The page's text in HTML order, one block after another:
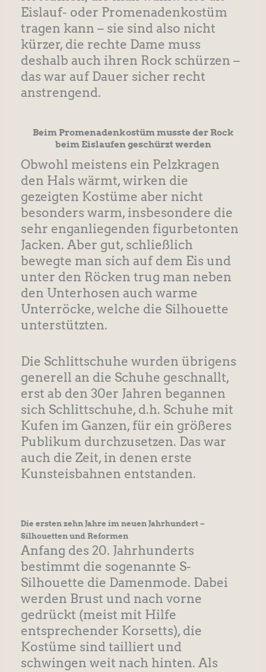
Eislauf- oder Promenadenkostüm
tragen kann – sie sind also nicht
kürzer, die rechte Dame muss
deshalb auch ihren Rock schürzen –
das war auf Dauer sicher recht
anstrengend.
Beim Promenadenkostüm musste der Rock
beim Eislaufen geschürzt werden
Obwohl meistens ein Pelzkragen
den Hals wärmt, wirken die
gezeigten Kostüme aber nicht
besonders warm, insbesondere die
sehr enganliegenden figurbetonten
Jacken. Aber gut, schließlich
bewegte man sich auf dem Eis und
unter den Röcken trug man neben
den Unterhosen auch warme
Unterröcke, welche die Silhouette
unterstützten.
Die Schlittschuhe wurden übrigens
generell an die Schuhe geschnallt,
erst ab den 30er Jahren begannen
sich Schlittschuhe, d.h. Schuhe mit
Kufen im Ganzen, für ein größeres
Publikum durchzusetzen. Das war
auch die Zeit, in denen erste
Kunsteisbahnen entstanden.
Die ersten zehn Jahre im neuen Jahrhundert –
Silhouetten und Reformen
Anfang des 20. Jahrhunderts
bestimmt die sogenannte S-
Silhouette die Damenmode. Dabei
werden Brust und nach vorne
gedrückt (meist mit Hilfe
entsprechender Korsetts), die
Kostüme sind tailliert und
schwingen weit nach hinten. Als